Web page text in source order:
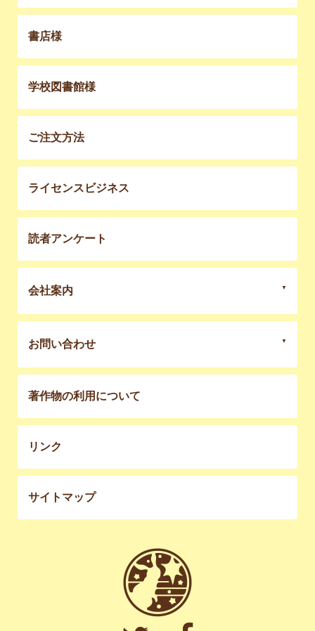
書店様
学校図書館様
ご注文方法
ライセンスビジネス
読者アンケート
会社案内
お問い合わせ
著作物の利用について
リンク
サイトマップ